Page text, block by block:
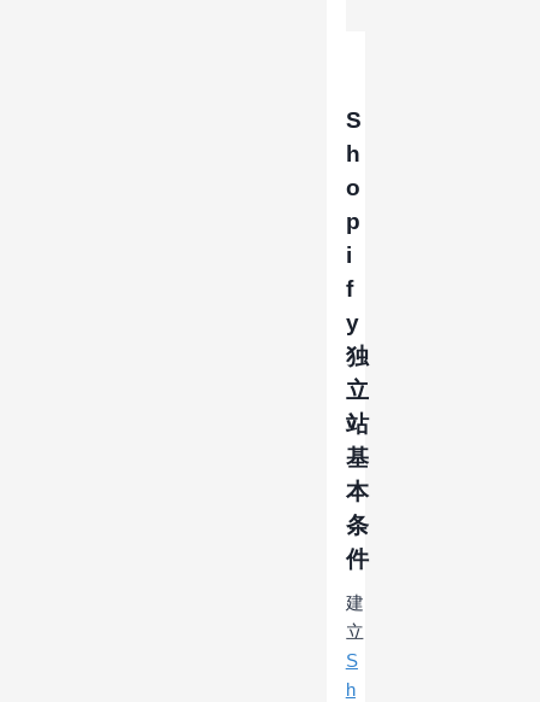
S
h
o
p
i
f
y
独
立
站
基
本
条
件
建
立
S
h